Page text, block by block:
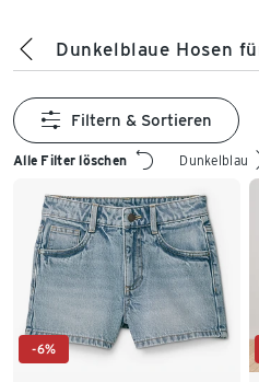
Dunkelblaue Hosen
Alle Filter löschen Dunkelblau
Filtern & Sortieren
-6%